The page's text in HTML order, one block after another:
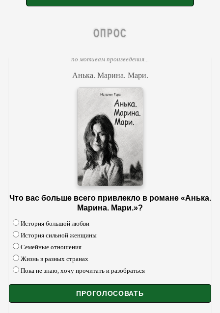
ОПРОС
по мотивам произведения...
Анька. Марина. Мари.
Что вас больше всего привлекло в романе «Анька.
Марина. Мари.»?
История большой любви
История сильной женщины
Семейные отношения
Жизнь в разных странах
Пока не знаю, хочу прочитать и разобраться